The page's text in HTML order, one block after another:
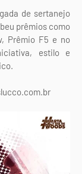
de sertanejo
prêmios como
Prêmio F5 e no
estilo e